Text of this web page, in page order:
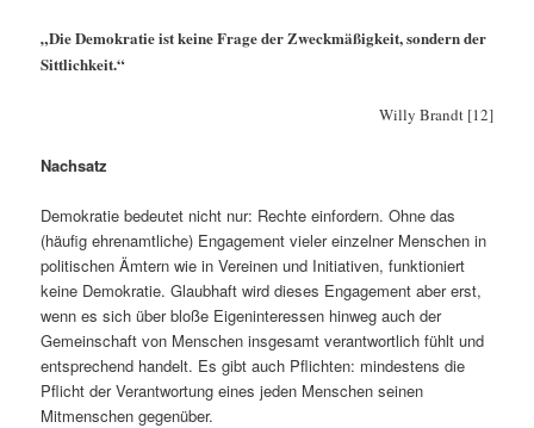
„Die Demokratie ist keine Frage der Zweckmäßigkeit, sondern der
Sittlichkeit.“
Willy Brandt [12]
Nachsatz
Demokratie bedeutet nicht nur: Rechte einfordern. Ohne das
(häufig ehrenamtliche) Engagement vieler einzelner Menschen in
politischen Ämtern wie in Vereinen und Initiativen, funktioniert
keine Demokratie. Glaubhaft wird dieses Engagement aber erst,
wenn es sich über bloße Eigeninteressen hinweg auch der
Gemeinschaft von Menschen insgesamt verantwortlich fühlt und
entsprechend handelt. Es gibt auch Pflichten: mindestens die
Pflicht der Verantwortung eines jeden Menschen seinen
Mitmenschen gegenüber.